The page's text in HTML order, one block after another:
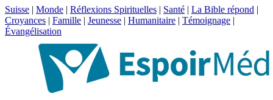
Suisse | Monde | Réflexions Spirituelles | Santé | La Bible répond |
Croyances | Famille | Jeunesse | Humanitaire | Témoignage |
Évangélisation